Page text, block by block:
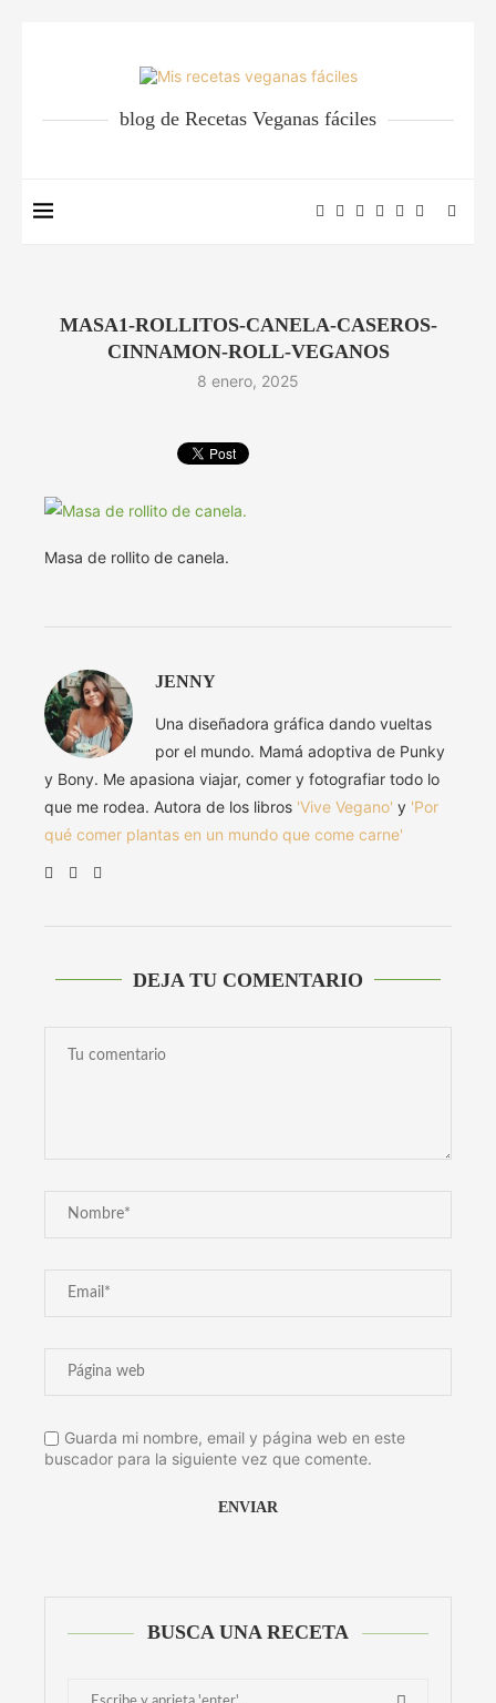
blog de Recetas Veganas fáciles
MASA1-ROLLITOS-CANELA-CASEROS-
CINNAMON-ROLL-VEGANOS
8 enero, 2025
Masa de rollito de canela.
JENNY
Una diseñadora gráfica dando vueltas
por el mundo. Mamá adoptiva de Punky
y Bony. Me apasiona viajar, comer y fotografiar todo lo
que me rodea. Autora de los libros 'Vive Vegano' y 'Por
qué comer plantas en un mundo que come carne'
DEJA TU COMENTARIO
Guarda mi nombre, email y página web en este
buscador para la siguiente vez que comente.
BUSCA UNA RECETA